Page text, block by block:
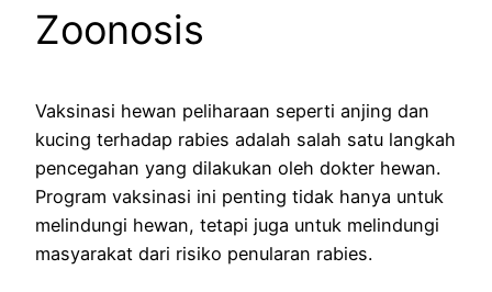
Zoonosis
Vaksinasi hewan peliharaan seperti anjing dan
kucing terhadap rabies adalah salah satu langkah
pencegahan yang dilakukan oleh dokter hewan.
Program vaksinasi ini penting tidak hanya untuk
melindungi hewan, tetapi juga untuk melindungi
masyarakat dari risiko penularan rabies.